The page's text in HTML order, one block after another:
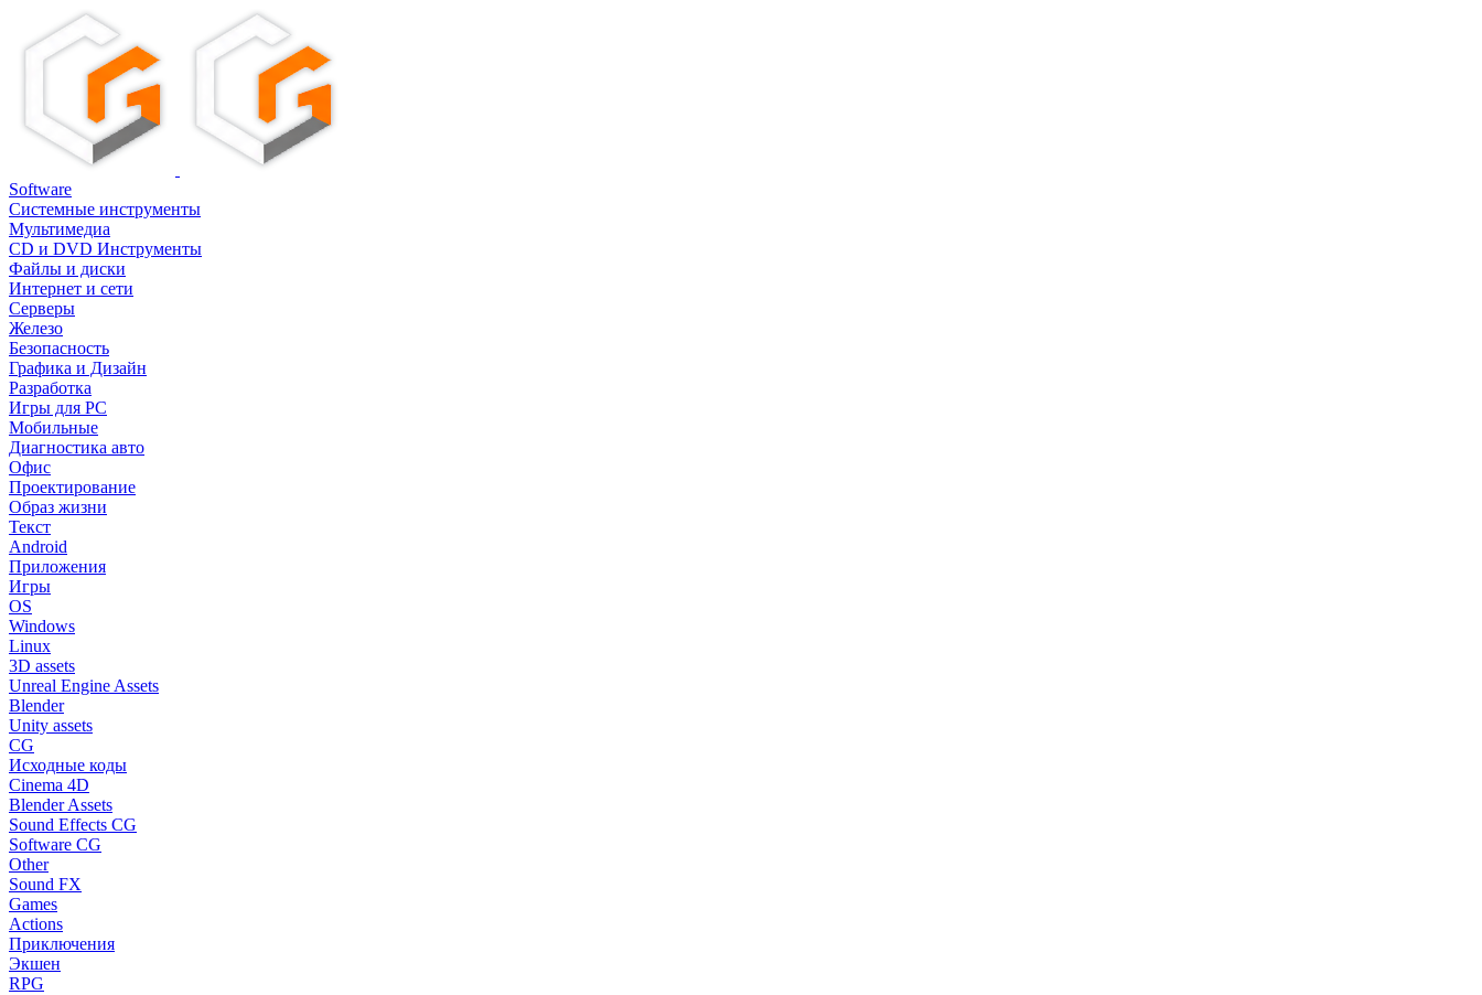
Software
Системные инструменты
Мультимедиа
CD и DVD Инструменты
Файлы и диски
Интернет и сети
Серверы
Железо
Безопасность
Графика и Дизайн
Разработка
Игры для PC
Мобильные
Диагностика авто
Офис
Проектирование
Образ жизни
Текст
Android
Приложения
Игры
OS
Windows
Linux
3D assets
Unreal Engine Assets
Blender
Unity assets
CG
Исходные коды
Cinema 4D
Blender Assets
Sound Effects CG
Software CG
Other
Sound FX
Games
Actions
Приключения
Экшен
RPG